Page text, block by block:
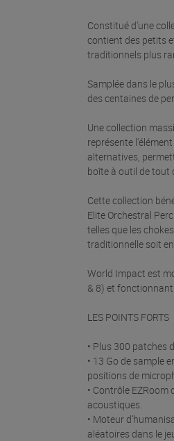
Constitué d’une
contient des petits
traditionnels plus
Samplée dans le
des centaines de
Une collection
représente
alternatives,
boîte à outil de tout
Cette collection
Elite Orchestral
telles que les
traditionnelle soit
World Impact est
& 8) et fonctionnant
LES POINTS FORTS
• Plus 300 patches
• 13 Go de sample
positions de
• Contrôle
acoustiques.
• Moteur
aléatoires dans le